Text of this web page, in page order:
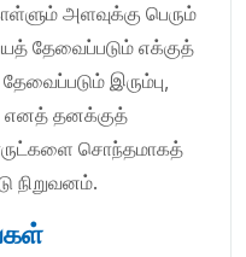
அளவுக்கு பெரும்
தேவைப்படும் எக்குத்
இரும்பு,
எனத் தனக்குத்
சொந்தமாகத்
நிறுவனம்.